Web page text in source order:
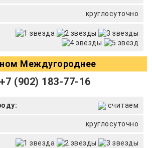
круглосуточно
Междугороднее
(902) 183-77-16
считаем
круглосуточно